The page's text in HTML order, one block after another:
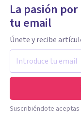
La pasión
tu email
Únete y recibe
Suscribiéndote